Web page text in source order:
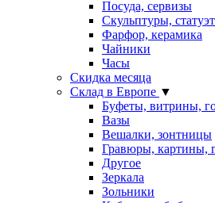
Посуда, сервизы
Скульптуры,
Фарфор, керамика
Чайники
Часы
Скидка месяца
Склад в Европе ▼
Буфеты, витрины,
Вазы
Вешалки, зонтницы
Гравюры, картины,
Другое
Зеркала
Зольники